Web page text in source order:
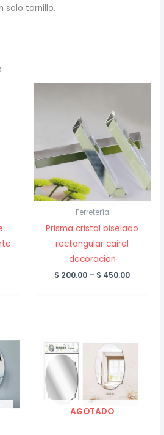
solo tornillo.
Ferretería
Prisma cristal biselado
rectangular cairel
decoracion
$ 200.00 – $ 450.00Price
AGOTADO